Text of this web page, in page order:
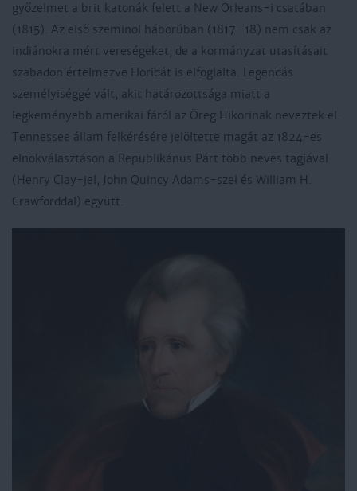
győzelmet a brit katonák felett a New Orleans-i csatában
(1815). Az első szeminol háborúban (1817–18) nem csak az
indiánokra mért vereségeket, de a kormányzat utasításait
szabadon értelmezve Floridát is elfoglalta. Legendás
személyiséggé vált, akit határozottsága miatt a
legkeményebb amerikai fáról az Öreg Hikorinak neveztek el.
Tennessee állam felkérésére jelöltette magát az 1824-es
elnökválasztáson a Republikánus Párt több neves tagjával
(Henry Clay-jel, John Quincy Adams-szel és William H.
Crawforddal) együtt.